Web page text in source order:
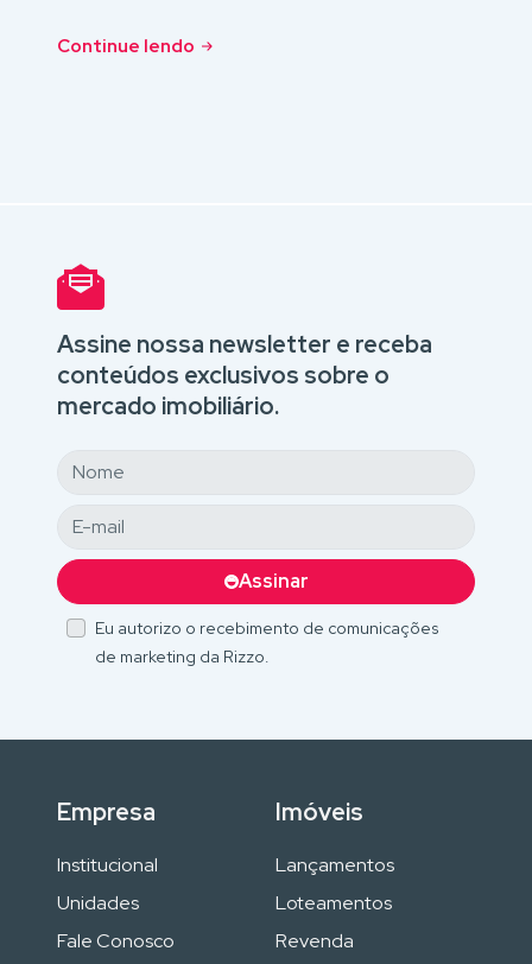
Continue lendo
Assine nossa newsletter e receba
conteúdos exclusivos sobre o
mercado imobiliário.
Assinar
Eu autorizo o recebimento de comunicações
de marketing da Rizzo.
Empresa
Institucional
Unidades
Fale Conosco
Imóveis
Lançamentos
Loteamentos
Revenda